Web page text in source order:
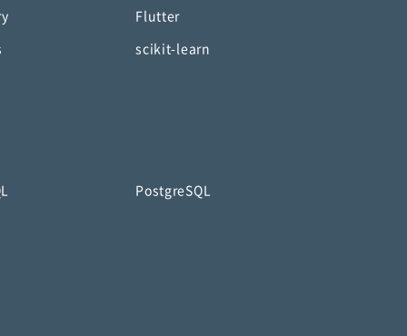
Flutter
scikit-learn
PostgreSQL